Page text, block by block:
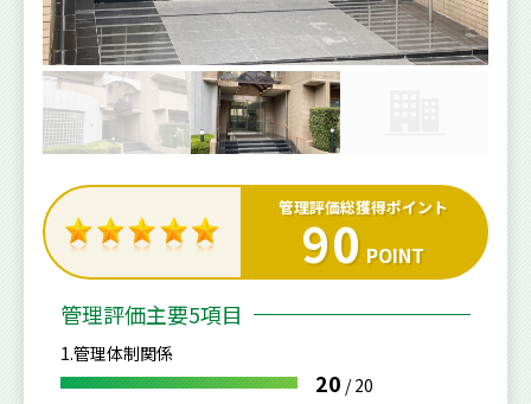
管理評価総獲得ポイント
90 POINT
管理評価主要5項目
1.管理体制関係
20 /20